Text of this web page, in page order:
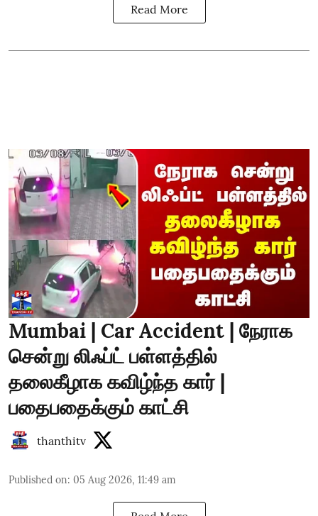
Read More
Mumbai | Car Accident | நேராக
சென்று லிஃப்ட் பள்ளத்தில்
தலைகீழாக கவிழ்ந்த கார் |
பதைபதைக்கும் காட்சி
thanthitv
Published on: 05 Aug 2026, 11:49 am